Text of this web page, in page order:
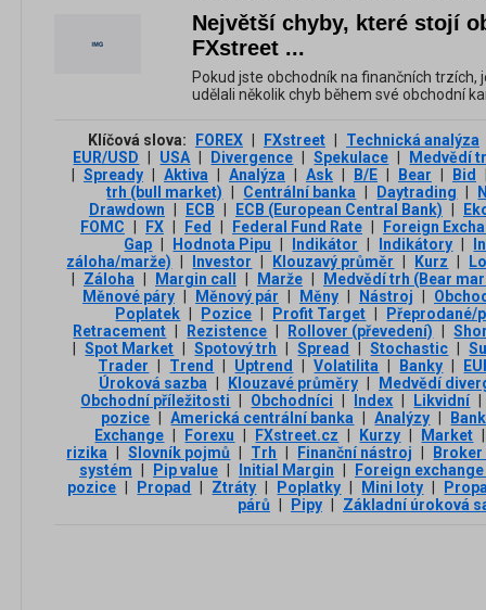
Největší chyby, které stojí
FXstreet ...
Pokud jste obchodník na finančních trzích,
udělali několik chyb během své obchodní
Klíčová slova: FOREX FXstreet
Technická analýza
EUR/USD
USA Divergence Spekulace
Medvědí
Spready Aktiva Analýza Ask B/E Bear Bid
trh (bull market)
Centrální banka Daytrading
Drawdown
ECB ECB (European Central Bank)
FOMC
FX Fed Federal Fund Rate
Foreign
Gap
Hodnota Pipu Indikátor Indikátory
záloha/marže)
Investor Klouzavý průměr Kurz
Záloha Margin call Marže
Medvědí trh (Bear
Měnové páry
Měnový pár Měny Nástroj
Poplatek
Pozice Profit Target
Přeprodané/
Retracement
Rezistence Rollover (převedení)
Spot Market Spotový trh Spread Stochastic
Trader
Trend Uptrend Volatilita Banky
Úroková sazba
Klouzavé průměry
Medvědí
Obchodní příležitosti
Obchodníci Index Likvidní
pozice
Americká centrální banka Analýzy
Exchange
Forexu FXstreet.cz Kurzy Market
rizika
Slovník pojmů Trh Finanční nástroj
systém
Pip value Initial Margin
Foreign
pozice
Propad Ztráty Poplatky Mini loty
párů
Pipy Základní úroková